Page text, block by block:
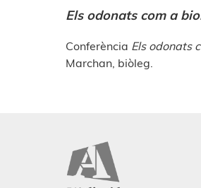
Els odonats com a
Conferència Els odonats
Marchan, biòleg.